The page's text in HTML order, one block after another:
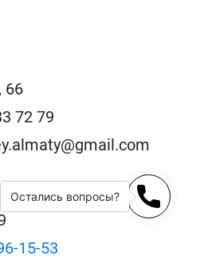
66
72 79
15-53
Остались вопросы?